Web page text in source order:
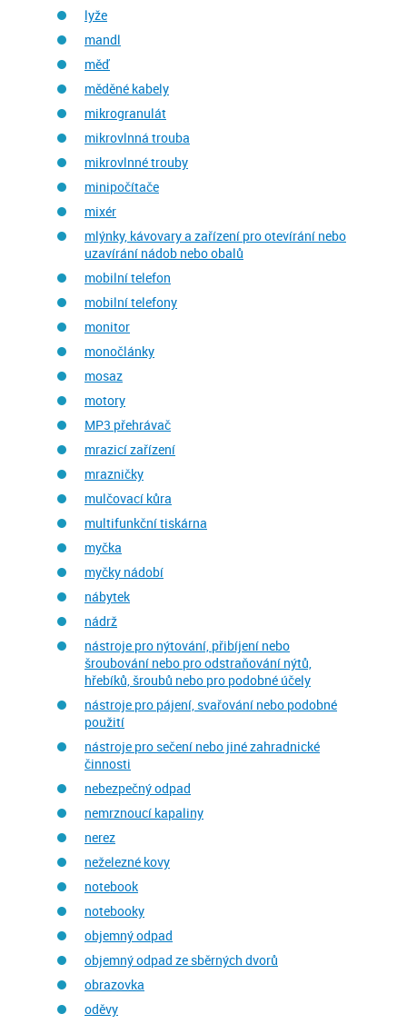
lyže
mandl
měď
měděné kabely
mikrogranulát
mikrovlnná trouba
mikrovlnné trouby
minipočítače
mixér
mlýnky, kávovary a zařízení pro otevírání nebo
uzavírání nádob nebo obalů
mobilní telefon
mobilní telefony
monitor
monočlánky
mosaz
motory
MP3 přehrávač
mrazicí zařízení
mrazničky
mulčovací kůra
multifunkční tiskárna
myčka
myčky nádobí
nábytek
nádrž
nástroje pro nýtování, přibíjení nebo
šroubování nebo pro odstraňování nýtů,
hřebíků, šroubů nebo pro podobné účely
nástroje pro pájení, svařování nebo podobné
použití
nástroje pro sečení nebo jiné zahradnické
činnosti
nebezpečný odpad
nemrznoucí kapaliny
nerez
neželezné kovy
notebook
notebooky
objemný odpad
objemný odpad ze sběrných dvorů
obrazovka
oděvy